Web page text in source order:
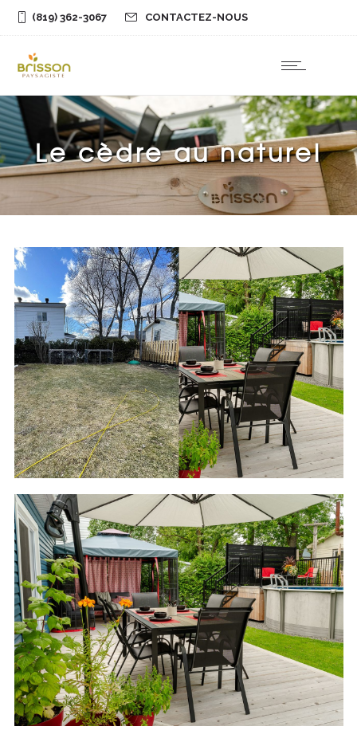
(819) 362-3067 CONTACTEZ-NOUS
Le cèdre au naturel